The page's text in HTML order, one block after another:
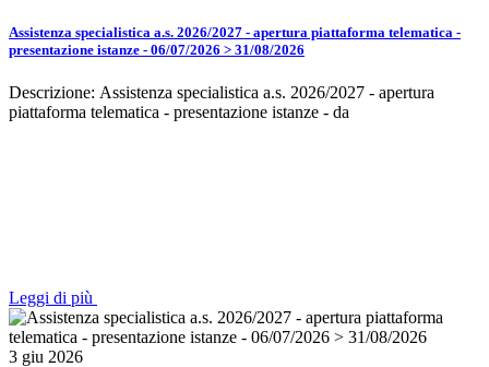
Assistenza specialistica a.s. 2026/2027 - apertura piattaforma telematica -
presentazione istanze - 06/07/2026 > 31/08/2026
Descrizione: Assistenza specialistica a.s. 2026/2027 - apertura
piattaforma telematica - presentazione istanze - da
Leggi di più
3 giu 2026